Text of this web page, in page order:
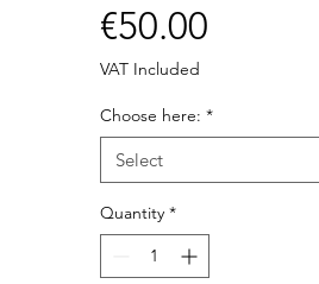
€50.00Price
VAT Included
Choose here: *
Select
Quantity *